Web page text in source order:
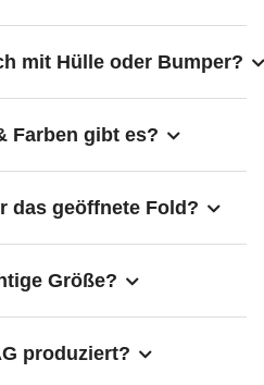
mit Hülle oder Bumper?
Farben gibt es?
das geöffnete Fold?
Größe?
produziert?